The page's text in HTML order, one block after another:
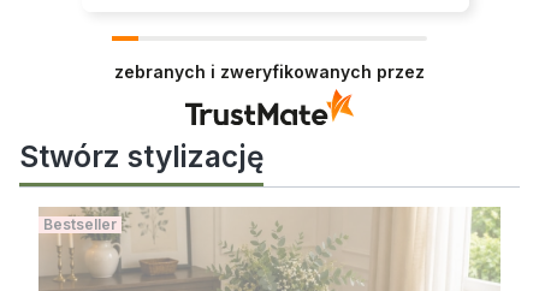
cieszymy, że doceniła Pani nie tylko piękny
wygląd obrusu, ale również jego praktyczne
właściwości. Zależy nam na tym, aby nasze
ale także wygodne w codziennym użytkowaniu.
Miło nam słyszeć, że tkanina dzięki zawartości
po stole. Dziękujemy za zaufanie i mamy
nadzieję, że obrus będzie służył Pani przez długi
czas. Zapraszamy ponownie do MONTAKIRA!
zebranych i zweryfikowanych przez
Stwórz stylizację
Bestseller